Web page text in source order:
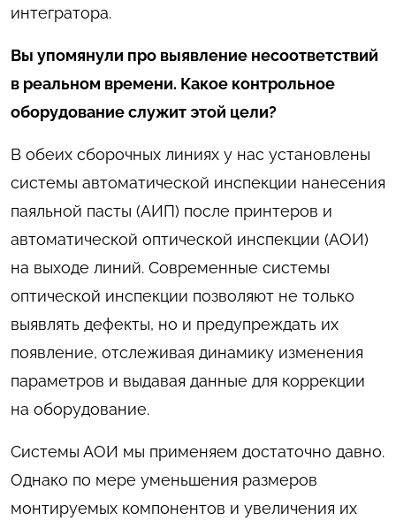
интегратора.
Вы упомянули про выявление несоответствий
в реальном времени. Какое контрольное
оборудование служит этой цели?
В обеих сборочных линиях у нас установлены
системы автоматической инспекции нанесения
паяльной пасты (АИП) после принтеров и
автоматической оптической инспекции (АОИ)
на выходе линий. Современные системы
оптической инспекции позволяют не только
выявлять дефекты, но и предупреждать их
появление, отслеживая динамику изменения
параметров и выдавая данные для коррекции
на оборудование.
Системы АОИ мы применяем достаточно давно.
Однако по мере уменьшения размеров
монтируемых компонентов и увеличения их